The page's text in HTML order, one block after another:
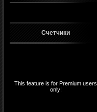
Счетчики
This feature is for Premium users
only!